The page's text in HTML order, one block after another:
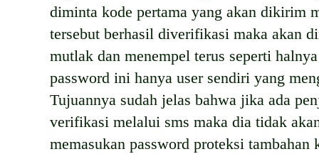
diminta kode pertama yang akan dikirim
tersebut berhasil diverifikasi maka akan
mutlak dan menempel terus seperti
password ini hanya user sendiri yang
Tujuannya sudah jelas bahwa jika ada
verifikasi melalui sms maka dia tidak
memasukan password proteksi tambahan